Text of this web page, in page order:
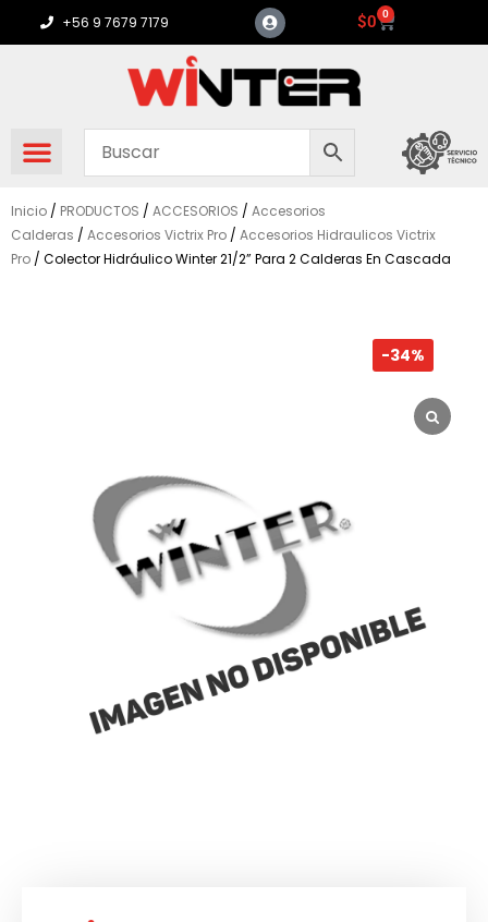
+56 9 7679 7179 $0 0
Carrito
Inicio / PRODUCTOS / ACCESORIOS / Accesorios
Calderas / Accesorios Victrix Pro / Accesorios Hidraulicos Victrix
Pro / Colector Hidráulico Winter 21/2” Para 2 Calderas En Cascada
-34%